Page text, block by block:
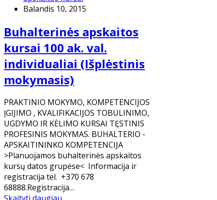
Balandis 10, 2015
Buhalterinės apskaitos
kursai 100 ak. val.
individualiai (Išplėstinis
mokymasis)
PRAKTINIO MOKYMO, KOMPETENCIJOS
ĮGIJIMO , KVALIFIKACIJOS TOBULINIMO,
UGDYMO IR KĖLIMO KURSAI TĘSTINIS
PROFESINIS MOKYMAS. BUHALTERIO -
APSKAITININKO KOMPETENCIJA
>Planuojamos buhalterinės apskaitos
kursų datos grupėse< Informacija ir
registracija tel. +370 678
68888.Registracija…